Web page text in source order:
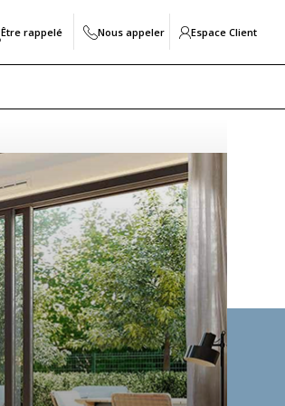
Être rappelé Nous appeler Espace Client